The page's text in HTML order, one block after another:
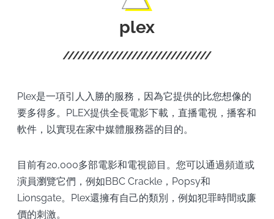
plex
Plex是一項引人入勝的服務，因為它提供的比您想像的
要多得多。PLEX提供全長電影下載，直播電視，播客和
軟件，以實現在家中媒體服務器的目的。
目前有20,000多部電影和電視節目。您可以通過頻道或
演員瀏覽它們，例如BBC Crackle，Popsy和
Lionsgate。Plex還擁有自己的類別，例如犯罪時間或廉
價的刺激。